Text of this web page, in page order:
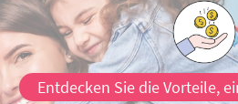
Entdecken Sie die Vorteile,